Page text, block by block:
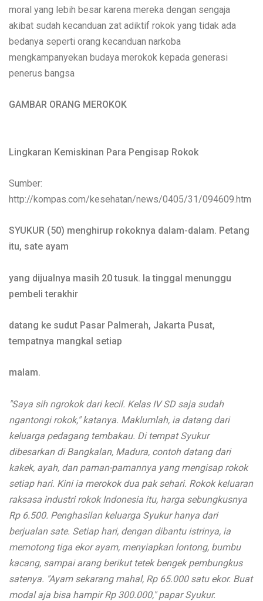
moral yang lebih besar karena mereka dengan sengaja
akibat sudah kecanduan zat adiktif rokok yang tidak ada
bedanya seperti orang kecanduan narkoba
mengkampanyekan budaya merokok kepada generasi
penerus bangsa
GAMBAR ORANG MEROKOK
Lingkaran Kemiskinan Para Pengisap Rokok
Sumber:
http://kompas.com/kesehatan/news/0405/31/094609.htm
SYUKUR (50) menghirup rokoknya dalam-dalam. Petang
itu, sate ayam
yang dijualnya masih 20 tusuk. Ia tinggal menunggu
pembeli terakhir
datang ke sudut Pasar Palmerah, Jakarta Pusat,
tempatnya mangkal setiap
malam.
"Saya sih ngrokok dari kecil. Kelas IV SD saja sudah
ngantongi rokok," katanya. Maklumlah, ia datang dari
keluarga pedagang tembakau. Di tempat Syukur
dibesarkan di Bangkalan, Madura, contoh datang dari
kakek, ayah, dan paman-pamannya yang mengisap rokok
setiap hari. Kini ia merokok dua pak sehari. Rokok keluaran
raksasa industri rokok Indonesia itu, harga sebungkusnya
Rp 6.500. Penghasilan keluarga Syukur hanya dari
berjualan sate. Setiap hari, dengan dibantu istrinya, ia
memotong tiga ekor ayam, menyiapkan lontong, bumbu
kacang, sampai arang berikut tetek bengek pembungkus
satenya. "Ayam sekarang mahal, Rp 65.000 satu ekor. Buat
modal aja bisa hampir Rp 300.000," papar Syukur.